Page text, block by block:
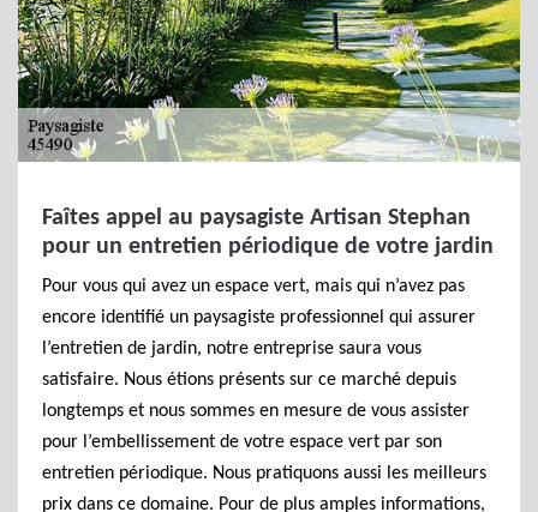
Faîtes appel au paysagiste Artisan Stephan
pour un entretien périodique de votre jardin
Pour vous qui avez un espace vert, mais qui n’avez pas
encore identifié un paysagiste professionnel qui assurer
l’entretien de jardin, notre entreprise saura vous
satisfaire. Nous étions présents sur ce marché depuis
longtemps et nous sommes en mesure de vous assister
pour l’embellissement de votre espace vert par son
entretien périodique. Nous pratiquons aussi les meilleurs
prix dans ce domaine. Pour de plus amples informations,